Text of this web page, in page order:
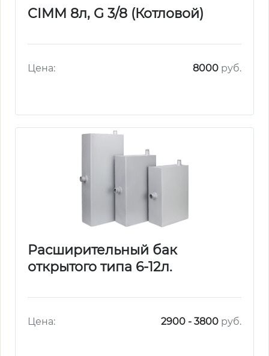
CIMM 8л, G 3/8 (Котловой)
Цена: 8000руб.
Расширительный бак
открытого типа 6-12л.
Цена: 2900 - 3800руб.